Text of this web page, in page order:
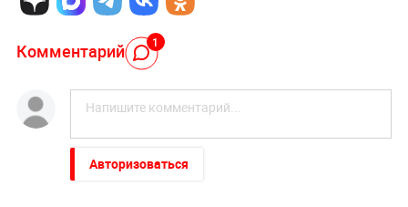
Комментарий 1
Авторизоваться